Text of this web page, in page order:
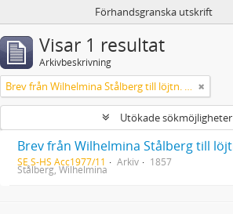
Förhandsgranska utskrift
Visar 1 resultat
Arkivbeskrivning
Brev från Wilhelmina Stålberg till löjtn. Ridderstad 1857
Utökade sökmöjligheter
SE S-HS Acc1977/11 Arkiv 1857
Stålberg, Wilhelmina